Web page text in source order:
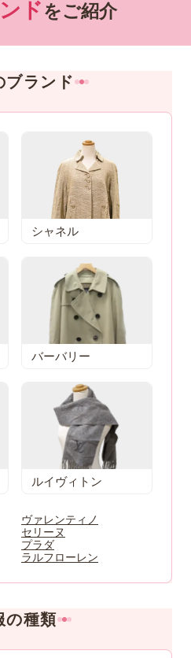
ドをご紹介
ブランド
シャネル
バーバリー
ルイヴィトン
ヴァレンティノ
セリーヌ
プラダ
ラルフローレン
の種類